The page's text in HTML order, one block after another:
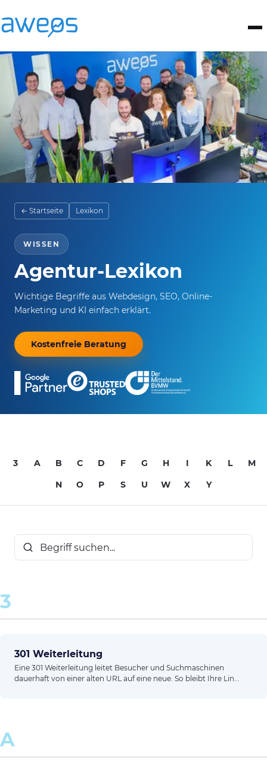
← Startseite Lexikon
WISSEN
Agentur-Lexikon
Wichtige Begriffe aus Webdesign, SEO, Online-
Marketing und KI einfach erklärt.
Kostenfreie Beratung
3 A B C D F G H I K L
M
N
O P S U W X Y
3
301 Weiterleitung
Eine 301 Weiterleitung leitet Besucher und Suchmaschinen
dauerhaft von einer alten URL auf eine neue. So bleibt Ihre Lin...
A